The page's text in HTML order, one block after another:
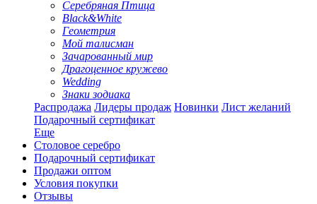
Серебряная Птица
Black&White
Геометрия
Мой талисман
Зачарованный мир
Драгоценное кружево
Wedding
Знаки зодиака
Распродажа Лидеры продаж Новинки Лист желаний
Подарочный сертификат
Еще
Столовое серебро
Подарочный сертификат
Продажи оптом
Условия покупки
Отзывы